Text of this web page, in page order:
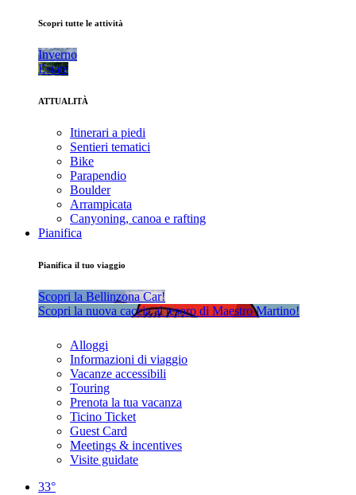
Scopri tutte le attività
Inverno
Estate
ATTUALITÀ
Itinerari a piedi
Sentieri tematici
Bike
Parapendio
Boulder
Arrampicata
Canyoning, canoa e rafting
Pianifica
Pianifica il tuo viaggio
Scopri la Bellinzona Car!
Scopri la nuova caccia al tesoro di Maestro Martino!
Alloggi
Informazioni di viaggio
Vacanze accessibili
Touring
Prenota la tua vacanza
Ticino Ticket
Guest Card
Meetings & incentives
Visite guidate
33°